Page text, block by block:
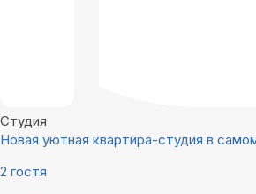
Студия
Новая уютная квартира-студия в
2 гостя